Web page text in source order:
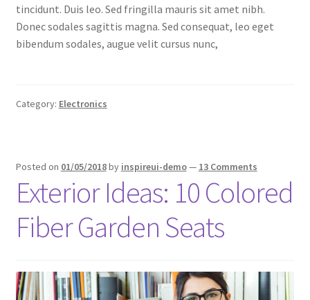
Product Category
Sample Page
Store Manager
Terms and Conditions
tincidunt. Duis leo. Sed fringilla mauris sit amet nibh.
Donec sodales sagittis magna. Sed consequat, leo eget
bibendum sodales, augue velit cursus nunc,
Category: Electronics
Posted on 01/05/2018by inspireui-demo— 13 Comments
Exterior Ideas: 10 Colored
Fiber Garden Seats